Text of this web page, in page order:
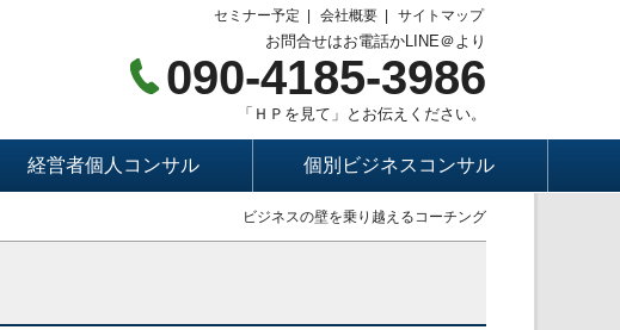
セミナー予定 会社概要 サイトマップ
お問合せはお電話かLINE＠より
090-4185-3986
「ＨＰを見て」とお伝えください。
経営者個人コンサル 個別ビジネスコンサル
ビジネスの壁を乗り越えるコーチング